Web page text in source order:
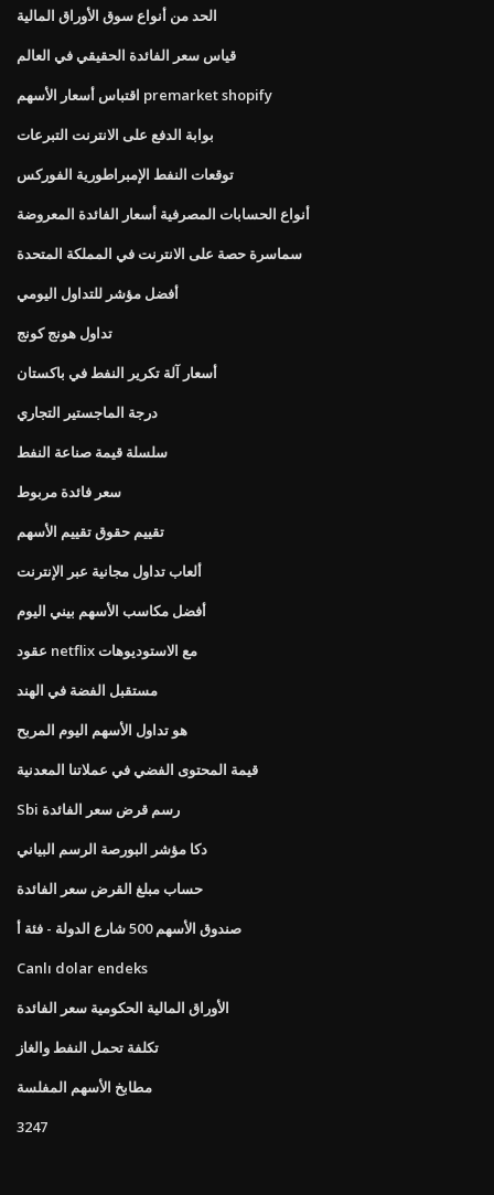
الحد من أنواع سوق الأوراق المالية
قياس سعر الفائدة الحقيقي في العالم
اقتباس أسعار الأسهم premarket shopify
بوابة الدفع على الانترنت التبرعات
توقعات النفط الإمبراطورية الفوركس
أنواع الحسابات المصرفية أسعار الفائدة المعروضة
سماسرة حصة على الانترنت في المملكة المتحدة
أفضل مؤشر للتداول اليومي
تداول هونج كونج
أسعار آلة تكرير النفط في باكستان
درجة الماجستير التجاري
سلسلة قيمة صناعة النفط
سعر فائدة مربوط
تقييم حقوق تقييم الأسهم
ألعاب تداول مجانية عبر الإنترنت
أفضل مكاسب الأسهم بيني اليوم
عقود netflix مع الاستوديوهات
مستقبل الفضة في الهند
هو تداول الأسهم اليوم المربح
قيمة المحتوى الفضي في عملاتنا المعدنية
Sbi رسم قرض سعر الفائدة
دكا مؤشر البورصة الرسم البياني
حساب مبلغ القرض سعر الفائدة
صندوق الأسهم 500 شارع الدولة - فئة أ
Canlı dolar endeks
الأوراق المالية الحكومية سعر الفائدة
تكلفة تحمل النفط والغاز
مطابخ الأسهم المفلسة
3247